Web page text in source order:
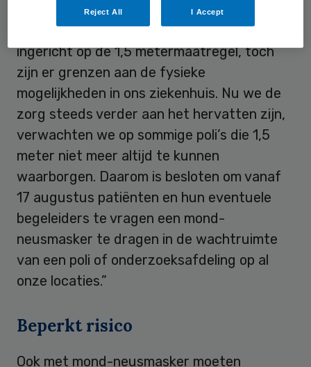
doen”, aldus het ziekenhuis. “Al hebben we
onze ziekenhuislocaties zo veel als mogelijk
ingericht op de 1,5 metermaatregel, toch
zijn er grenzen aan de fysieke
mogelijkheden in ons ziekenhuis. Nu we de
zorg steeds verder aan het hervatten zijn,
verwachten we op sommige poli’s die 1,5
meter niet meer altijd te kunnen
waarborgen. Daarom is besloten om vanaf
17 augustus patiënten en hun eventuele
begeleiders te vragen een mond-
neusmasker te dragen in de wachtruimte
van een poli of onderzoeksafdeling op al
onze locaties.”
Beperkt risico
Ook met mond-neusmasker moeten
Reject All I Accept